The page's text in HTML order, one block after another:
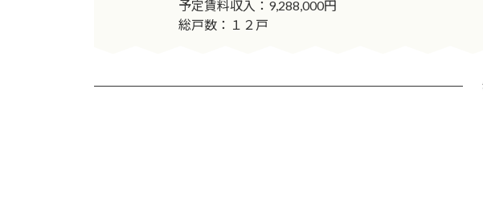
予定賃料収入：9,288,000円
総戸数：１２戸